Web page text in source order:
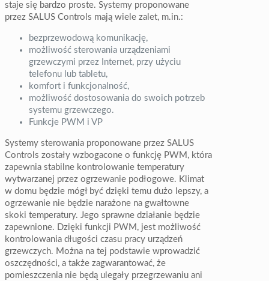
staje się bardzo proste. Systemy proponowane
przez SALUS Controls mają wiele zalet, m.in.:
bezprzewodową komunikację,
możliwość sterowania urządzeniami
grzewczymi przez Internet, przy użyciu
telefonu lub tabletu,
komfort i funkcjonalność,
możliwość dostosowania do swoich potrzeb
systemu grzewczego.
Funkcje PWM i VP
Systemy sterowania proponowane przez SALUS
Controls zostały wzbogacone o funkcję PWM, która
zapewnia stabilne kontrolowanie temperatury
wytwarzanej przez ogrzewanie podłogowe. Klimat
w domu będzie mógł być dzięki temu dużo lepszy, a
ogrzewanie nie będzie narażone na gwałtowne
skoki temperatury. Jego sprawne działanie będzie
zapewnione. Dzięki funkcji PWM, jest możliwość
kontrolowania długości czasu pracy urządzeń
grzewczych. Można na tej podstawie wprowadzić
oszczędności, a także zagwarantować, że
pomieszczenia nie będą ulegały przegrzewaniu ani